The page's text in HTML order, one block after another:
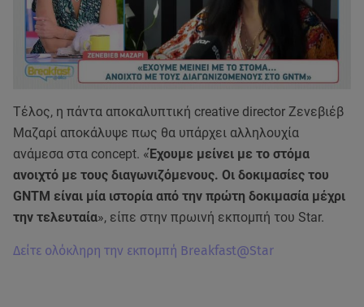
Τέλος, η πάντα αποκαλυπτική creative director Ζενεβιέβ
Μαζαρί αποκάλυψε πως θα υπάρχει αλληλουχία
ανάμεσα στα concept. «Έχουμε μείνει με το στόμα
ανοιχτό με τους διαγωνιζόμενους. Οι δοκιμασίες του
GNTM είναι μία ιστορία από την πρώτη δοκιμασία μέχρι
την τελευταία», είπε στην πρωινή εκπομπή του Star.
Δείτε ολόκληρη την εκπομπή Breakfast@Star